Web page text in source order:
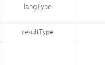
langType
resultType